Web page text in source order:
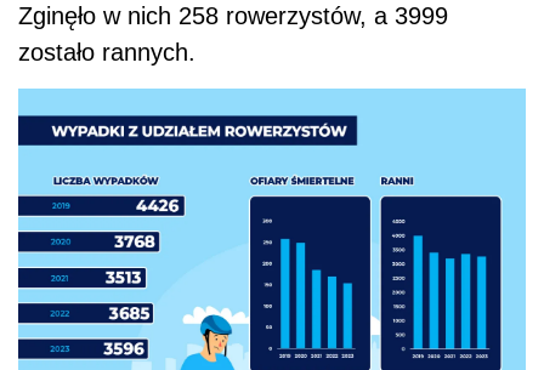
Zginęło w nich 258 rowerzystów, a 3999
zostało rannych.